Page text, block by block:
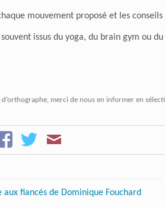
mouvement proposé et les
issus du yoga, du brain gym ou du
merci de nous en informer en
fiancés de Dominique Fouchard